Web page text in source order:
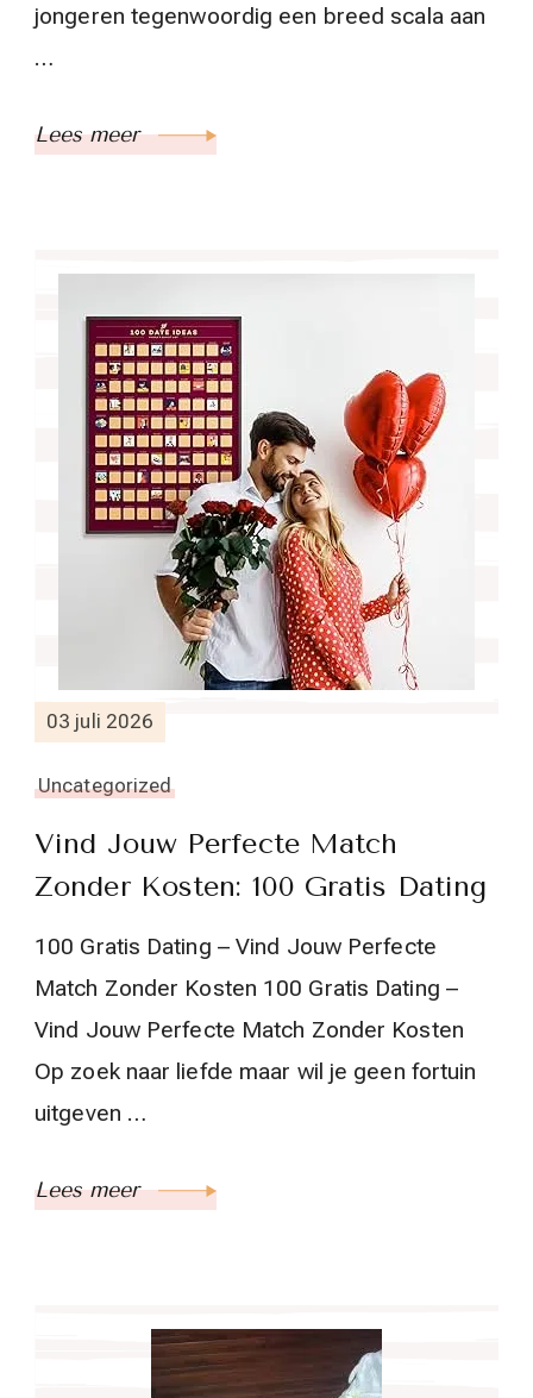
jongeren tegenwoordig een breed scala aan
…
Lees meer
03 juli 2026
Uncategorized
Vind Jouw Perfecte Match
Zonder Kosten: 100 Gratis Dating
100 Gratis Dating – Vind Jouw Perfecte
Match Zonder Kosten 100 Gratis Dating –
Vind Jouw Perfecte Match Zonder Kosten
Op zoek naar liefde maar wil je geen fortuin
uitgeven …
Lees meer